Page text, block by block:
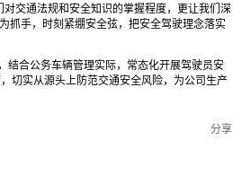
交通法规和安全知识的掌握程度，更让我们深
抓手，时刻紧绷安全弦，把安全驾驶理念落实
结合公务车辆管理实际，常态化开展驾驶员安
切实从源头上防范交通安全风险，为公司生产
分享